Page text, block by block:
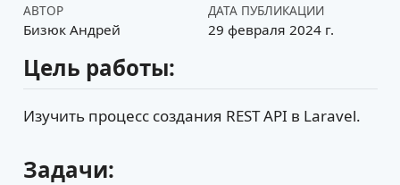
АВТОР
Бизюк Андрей
ДАТА ПУБЛИКАЦИИ
29 февраля 2024 г.
Цель работы:
Изучить процесс создания REST API в Laravel.
Задачи: